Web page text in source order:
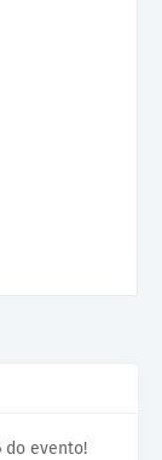
do evento!